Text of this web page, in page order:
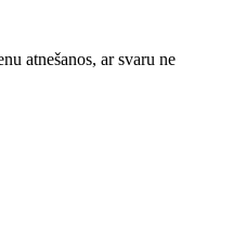
atnešanos, ar svaru ne